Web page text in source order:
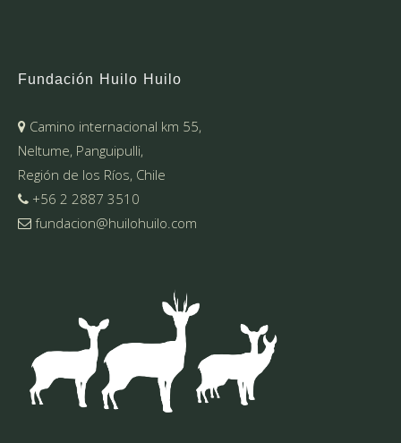
Fundación Huilo Huilo
Camino internacional km 55,
Neltume, Panguipulli,
Región de los Ríos, Chile
+56 2 2887 3510
fundacion@huilohuilo.com